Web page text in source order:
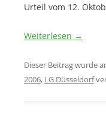
Urteil vom 12.
Weiterlesen →
Dieser Beitrag wurde
2006, LG Düsseldorf